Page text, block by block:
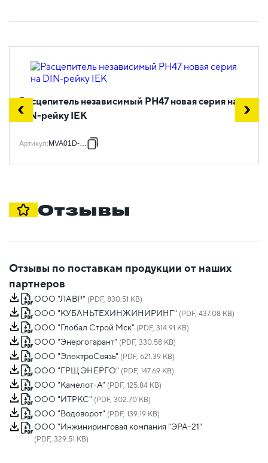
Расцепитель независимый РН47 новая серия на
DIN-рейку IEK
Артикул:MVA01D-RN
Отзывы
Отзывы по поставкам продукции от наших
партнеров
ООО "ЛАВР" (PDF, 830.51 KB)
ООО "КУБАНЬТЕХИНЖИНИРИНГ" (PDF, 437.08 KB)
ООО "Глобал Строй Мск" (PDF, 314.91 KB)
ООО "Энергогарант" (PDF, 330.58 KB)
ООО "ЭлектроСвязь" (PDF, 621.39 KB)
ООО "ГРЩ ЭНЕРГО" (PDF, 147.69 KB)
ООО "Камелот-А" (PDF, 125.84 KB)
ООО "ИТРКС" (PDF, 302.70 KB)
ООО "Водоворот" (PDF, 139.19 KB)
ООО "Инжиниринговая компания "ЭРА-21"
(PDF, 329.51 KB)